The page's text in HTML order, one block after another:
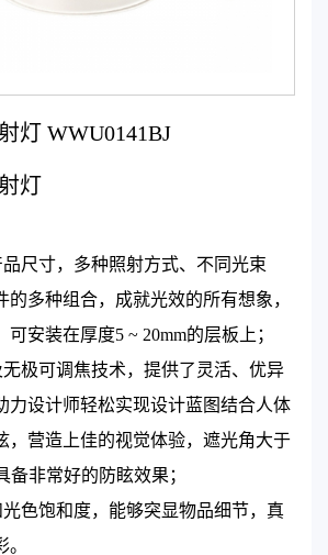
灯 WWU0141BJ
灯
尺寸，多种照射方式、不同光束
的多种组合，成就光效的所有想象，
安装在厚度5 ~ 20mm的层板上；
极可调焦技术，提供了灵活、优异
力设计师轻松实现设计蓝图结合人体
，营造上佳的视觉体验，遮光角大于
备非常好的防眩效果；
色饱和度，能够突显物品细节，真